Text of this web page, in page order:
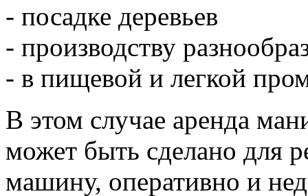
- посадке деревьев
- производству
- в пищевой и легкой
В этом случае аренда
может быть сделано для
машину, оперативно и